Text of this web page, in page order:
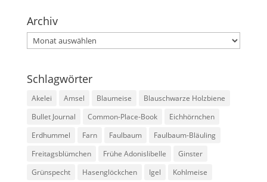
Archiv
Archiv
Schlagwörter
Akelei Amsel Blaumeise
Blauschwarze Holzbiene
Bullet Journal
Common-Place-Book
Eichhörnchen
Erdhummel
Farn Faulbaum
Faulbaum-Bläuling
Freitagsblümchen
Frühe Adonislibelle
Ginster
Grünspecht
Hasenglöckchen Igel
Kohlmeise